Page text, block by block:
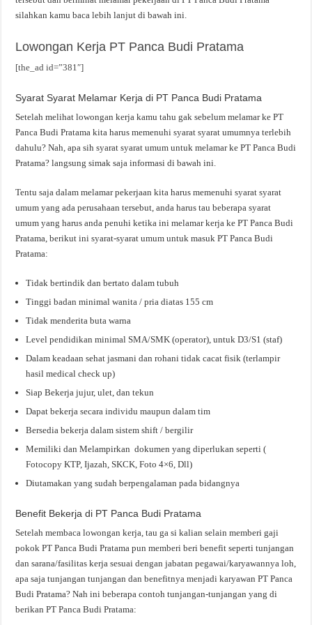
silahkan kamu baca lebih lanjut di bawah ini.
Lowongan Kerja PT Panca Budi Pratama
[the_ad id=”381″]
Syarat Syarat Melamar Kerja di PT Panca Budi Pratama
Setelah melihat lowongan kerja kamu tahu gak sebelum melamar ke PT
Panca Budi Pratama kita harus memenuhi syarat syarat umumnya terlebih
dahulu? Nah, apa sih syarat syarat umum untuk melamar ke PT Panca Budi
Pratama? langsung simak saja informasi di bawah ini.
Tentu saja dalam melamar pekerjaan kita harus memenuhi syarat syarat
umum yang ada perusahaan tersebut, anda harus tau beberapa syarat
umum yang harus anda penuhi ketika ini melamar kerja ke PT Panca Budi
Pratama, berikut ini syarat-syarat umum untuk masuk PT Panca Budi
Pratama:
Tidak bertindik dan bertato dalam tubuh
Tinggi badan minimal wanita / pria diatas 155 cm
Tidak menderita buta warna
Level pendidikan minimal SMA/SMK (operator), untuk D3/S1 (staf)
Dalam keadaan sehat jasmani dan rohani tidak cacat fisik (terlampir
hasil medical check up)
Siap Bekerja jujur, ulet, dan tekun
Dapat bekerja secara individu maupun dalam tim
Bersedia bekerja dalam sistem shift / bergilir
Memiliki dan Melampirkan dokumen yang diperlukan seperti (
Fotocopy KTP, Ijazah, SKCK, Foto 4×6, Dll)
Diutamakan yang sudah berpengalaman pada bidangnya
Benefit Bekerja di PT Panca Budi Pratama
Setelah membaca lowongan kerja, tau ga si kalian selain memberi gaji
pokok PT Panca Budi Pratama pun memberi beri benefit seperti tunjangan
dan sarana/fasilitas kerja sesuai dengan jabatan pegawai/karyawannya loh,
apa saja tunjangan tunjangan dan benefitnya menjadi karyawan PT Panca
Budi Pratama? Nah ini beberapa contoh tunjangan-tunjangan yang di
berikan PT Panca Budi Pratama: